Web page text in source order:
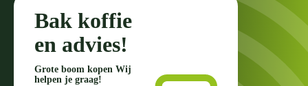
Bak koffie
en advies!
Grote boom kopen Wij
helpen je graag!